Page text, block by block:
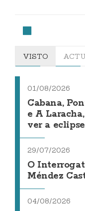
VISTO
01/08/2026
Cabana,
e A
ver a
29/07/2026
O
Méndez
04/08/2026